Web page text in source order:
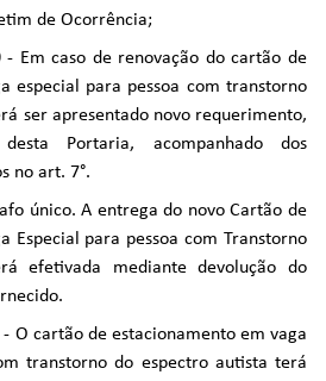
de Ocorrência;
- Em caso de renovação do cartão de
especial para pessoa com transtorno
ser apresentado novo requerimento,
Portaria, acompanhado dos
no art. 7°.
único. A entrega do novo Cartão de
Especial para pessoa com Transtorno
efetivada mediante devolução do
O cartão de estacionamento em vaga
transtorno do espectro autista terá